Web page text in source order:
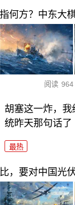
何方？中东大
阅读 964
胡塞这一炸，
统昨天那句话了
最热
，要对中国光伏